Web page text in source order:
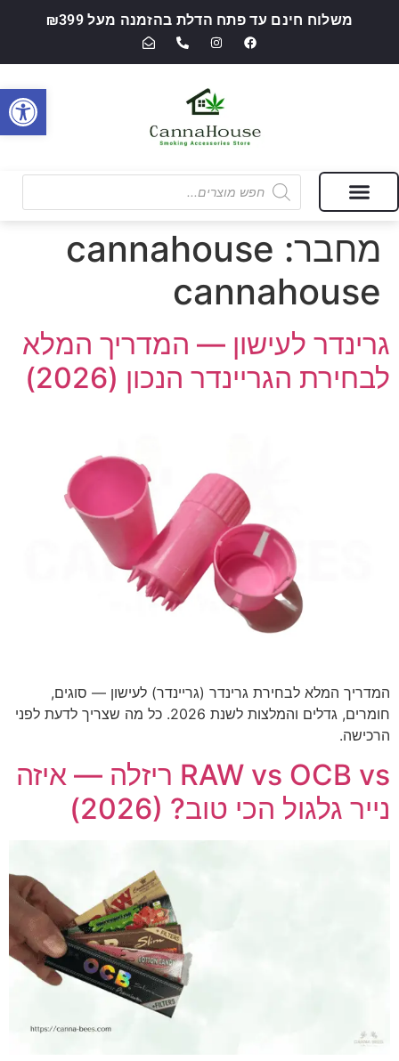
משלוח חינם עד פתח הדלת בהזמנה מעל ₪399
מחבר: cannahouse
cannahouse
גרינדר לעישון — המדריך המלא
לבחירת הגריינדר הנכון (2026)
המדריך המלא לבחירת גרינדר (גריינדר) לעישון — סוגים,
חומרים, גדלים והמלצות לשנת 2026. כל מה שצריך לדעת לפני
הרכישה.
RAW vs OCB vs ריזלה — איזה
נייר גלגול הכי טוב? (2026)
פתח